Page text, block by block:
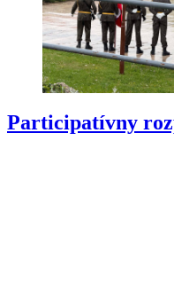
Participatívny